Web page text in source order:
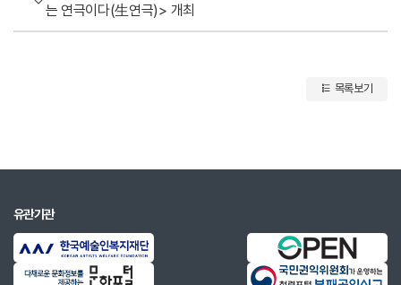
는 연극이다(生연극)> 개최
목록보기
유관기관